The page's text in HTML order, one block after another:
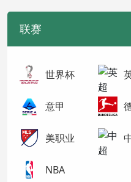
联赛
世界杯
意甲
美职业
NBA